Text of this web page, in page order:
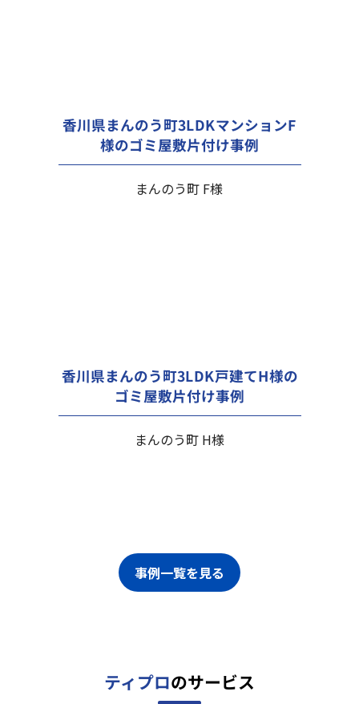
香川県まんのう町3LDKマンションF
様のゴミ屋敷片付け事例
まんのう町 F様
香川県まんのう町3LDK戸建てH様の
ゴミ屋敷片付け事例
まんのう町 H様
事例一覧を見る
ティプロのサービス